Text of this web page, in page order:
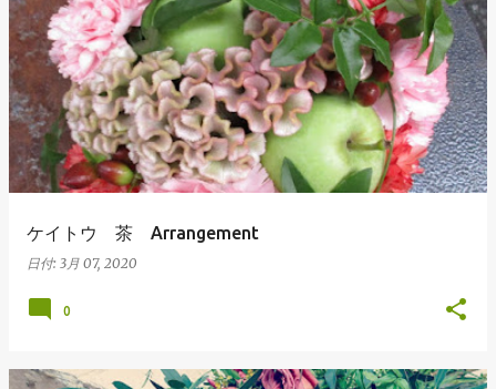
ケイトウ 茶 Arrangement
日付: 3月 07, 2020
0